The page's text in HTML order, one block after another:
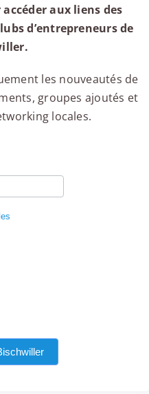
aux liens des
d’entrepreneurs de
les nouveautés de
groupes ajoutés et
locales.